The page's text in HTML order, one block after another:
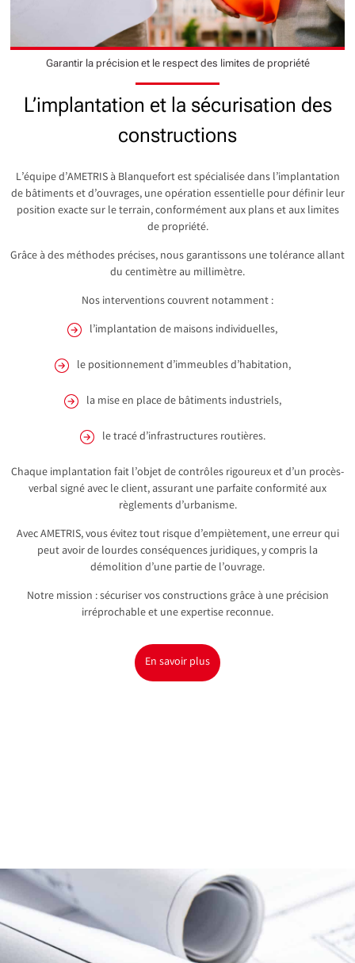
Garantir la précision et le respect des limites de propriété
L’implantation et la sécurisation des
constructions
L’équipe d’AMETRIS à Blanquefort est spécialisée dans l’implantation
de bâtiments et d’ouvrages, une opération essentielle pour définir leur
position exacte sur le terrain, conformément aux plans et aux limites
de propriété.
Grâce à des méthodes précises, nous garantissons une tolérance allant
du centimètre au millimètre.
Nos interventions couvrent notamment :
l’implantation de maisons individuelles,
le positionnement d’immeubles d’habitation,
la mise en place de bâtiments industriels,
le tracé d’infrastructures routières.
Chaque implantation fait l’objet de contrôles rigoureux et d’un procès-
verbal signé avec le client, assurant une parfaite conformité aux
règlements d’urbanisme.
Avec AMETRIS, vous évitez tout risque d’empiètement, une erreur qui
peut avoir de lourdes conséquences juridiques, y compris la
démolition d’une partie de l’ouvrage.
Notre mission : sécuriser vos constructions grâce à une précision
irréprochable et une expertise reconnue.
En savoir plus